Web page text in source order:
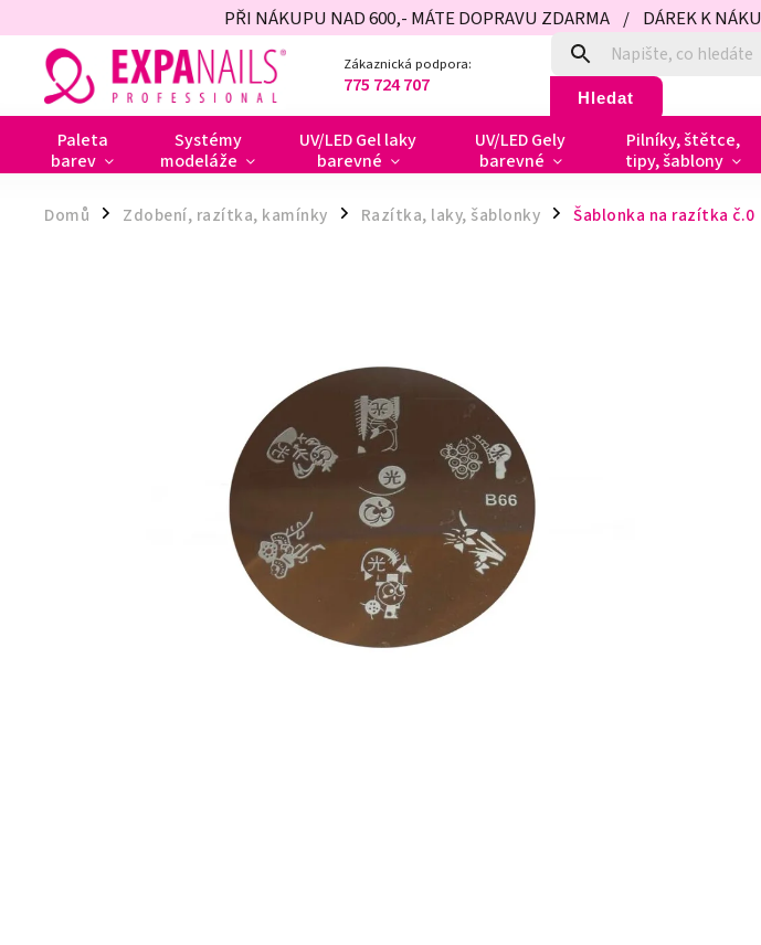
PŘI NÁKUPU NAD 600,- MÁTE DOPRAVU ZDARMA / DÁREK K
Zákaznická podpora:
775 724 707 Hledat
Paleta
barev
Systémy
modeláže
UV/LED Gel laky
barevné
UV/LED Gely
barevné
Pilníky, štětce,
tipy, šablony
Domů / Zdobení, razítka, kamínky / Razítka, laky, šablonky / Šablonka na razítka č.0